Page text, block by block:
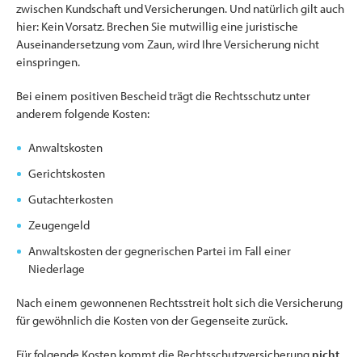
zwischen Kundschaft und Versicherungen. Und natürlich gilt auch
hier: Kein Vorsatz. Brechen Sie mutwillig eine juristische
Auseinandersetzung vom Zaun, wird Ihre Versicherung nicht
einspringen.
Bei einem positiven Bescheid trägt die Rechtsschutz unter
anderem folgende Kosten:
Anwaltskosten
Gerichtskosten
Gutachterkosten
Zeugengeld
Anwaltskosten der gegnerischen Partei im Fall einer
Niederlage
Nach einem gewonnenen Rechtsstreit holt sich die Versicherung
für gewöhnlich die Kosten von der Gegenseite zurück.